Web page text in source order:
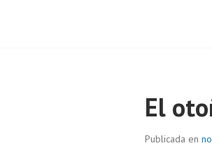
El
Publicada en